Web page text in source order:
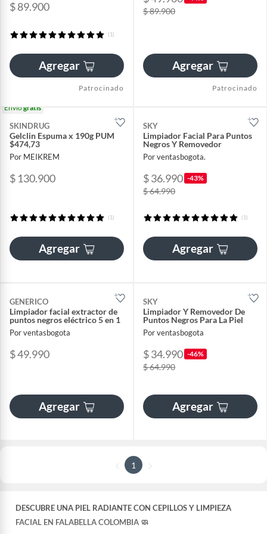
$ 89.900
(1)
Agregar
Patrocinado
$ 89.900
Agregar
Patrocinado
Envíogratis
SKINDRUG
Gelclin Espuma x 190g PUM
$474,73
Por MEIKREM
$ 130.900
(1)
Agregar
SKY
Limpiador Facial Para Puntos
Negros Y Removedor
Por ventasbogota.
$ 36.990 -43%
$ 64.990
(1)
Agregar
GENERICO
Limpiador facial extractor de
puntos negros eléctrico 5 en 1
Por ventasbogota
$ 49.990
Agregar
SKY
Limpiador Y Removedor De
Puntos Negros Para La Piel
Por ventasbogota
$ 34.990 -46%
$ 64.990
Agregar
1
DESCUBRE UNA PIEL RADIANTE CON CEPILLOS Y LIMPIEZA
FACIAL EN FALABELLA COLOMBIA 🧼